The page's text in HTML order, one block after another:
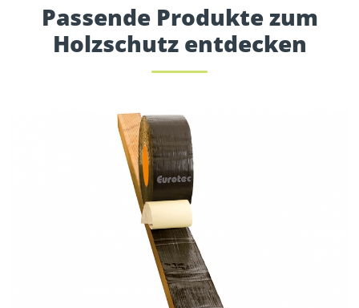
Passende Produkte zum
Holzschutz entdecken